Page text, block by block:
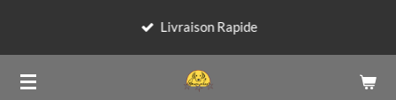
principal
Livraison Rapide